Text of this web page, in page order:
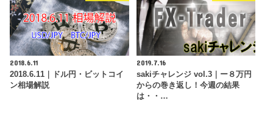
2018.6.11
2018.6.11｜ドル円・ビットコイ
ン相場解説
2019.7.16
sakiチャレンジ vol.3｜ー８万円
からの巻き返し！今週の結果
は・・…